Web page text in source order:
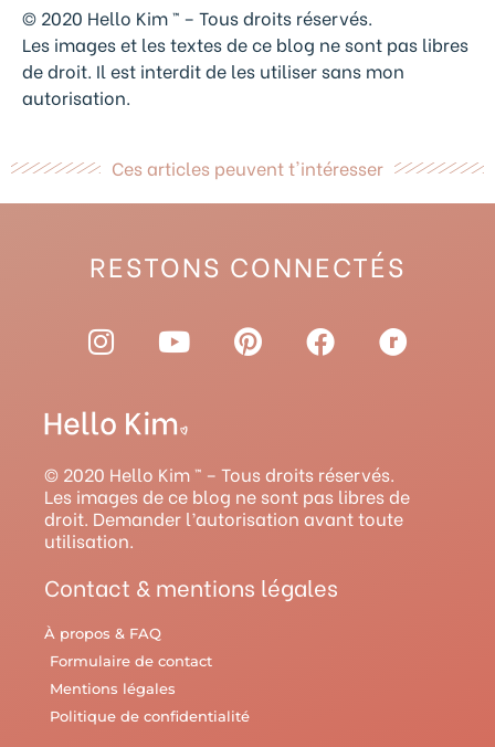
© 2020 Hello Kim ™ – Tous droits réservés.
Les images et les textes de ce blog ne sont pas libres
de droit. Il est interdit de les utiliser sans mon
autorisation.
Ces articles peuvent t'intéresser
RESTONS CONNECTÉS
I
n
t
a
g
r
a
m
Y
o
t
u
b
e
P
i
r
e
s
F
a
o
o
k
R
a
y
© 2020 Hello Kim ™ – Tous droits réservés.
Les images de ce blog ne sont pas libres de
droit. Demander l’autorisation avant toute
utilisation.
Contact & mentions légales
À propos & FAQ
Formulaire de contact
Mentions légales
Politique de confidentialité